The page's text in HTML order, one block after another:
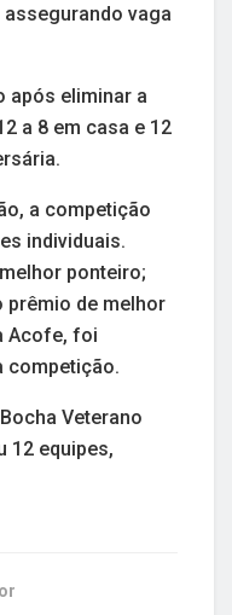
vaga
após eliminar a
a 8 em casa e 12
a competição
individuais.
ponteiro;
prêmio de melhor
Acofe, foi
competição.
Veterano
12 equipes,